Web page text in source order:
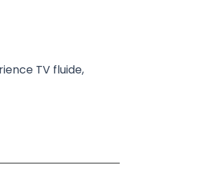
TV fluide,